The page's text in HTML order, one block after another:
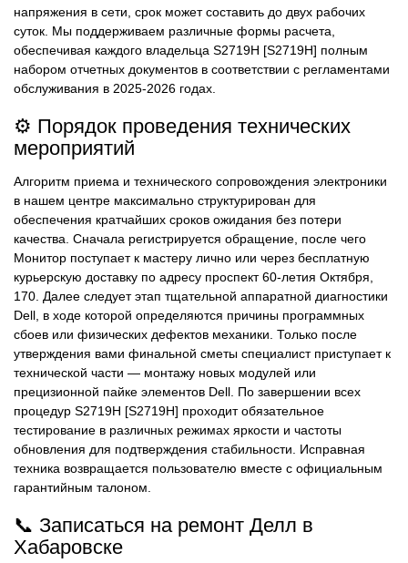
напряжения в сети, срок может составить до двух рабочих
суток. Мы поддерживаем различные формы расчета,
обеспечивая каждого владельца S2719H [S2719H] полным
набором отчетных документов в соответствии с регламентами
обслуживания в 2025-2026 годах.
⚙️ Порядок проведения технических
мероприятий
Алгоритм приема и технического сопровождения электроники
в нашем центре максимально структурирован для
обеспечения кратчайших сроков ожидания без потери
качества. Сначала регистрируется обращение, после чего
Монитор поступает к мастеру лично или через бесплатную
курьерскую доставку по адресу проспект 60-летия Октября,
170. Далее следует этап тщательной аппаратной диагностики
Dell, в ходе которой определяются причины программных
сбоев или физических дефектов механики. Только после
утверждения вами финальной сметы специалист приступает к
технической части — монтажу новых модулей или
прецизионной пайке элементов Dell. По завершении всех
процедур S2719H [S2719H] проходит обязательное
тестирование в различных режимах яркости и частоты
обновления для подтверждения стабильности. Исправная
техника возвращается пользователю вместе с официальным
гарантийным талоном.
📞 Записаться на ремонт Делл в
Хабаровске